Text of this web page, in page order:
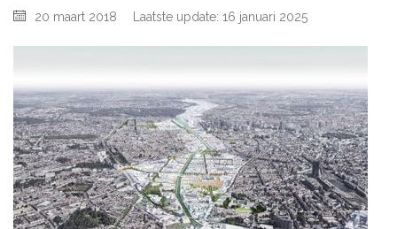
20 maart 2018 Laatste update: 16 januari 2025